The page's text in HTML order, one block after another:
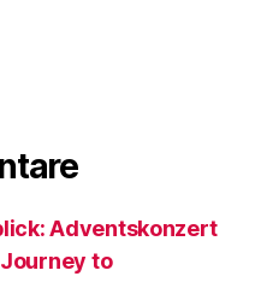
Adventskonzert
to